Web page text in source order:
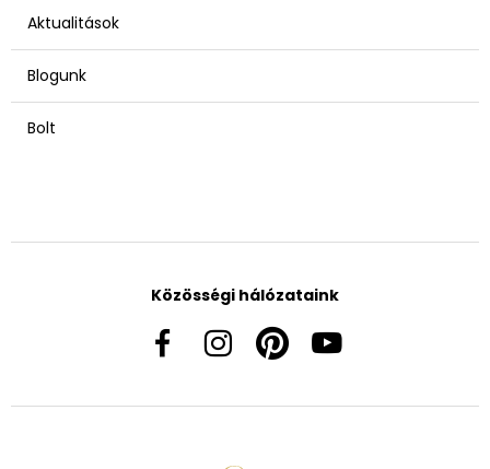
Aktualitások
Blogunk
Bolt
Közösségi hálózataink